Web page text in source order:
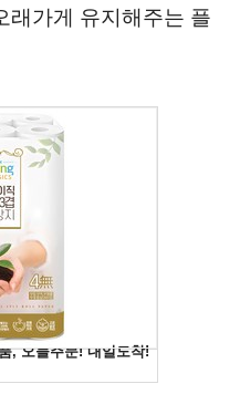
래가게 유지해주는 플